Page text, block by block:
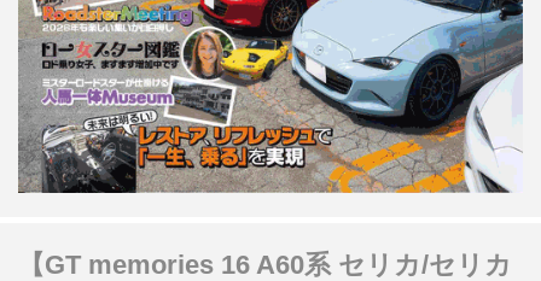
【GT memories 16 A60系 セリカ/セリカ